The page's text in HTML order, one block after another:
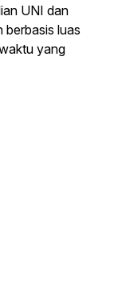
UNI dan
berbasis luas
yang